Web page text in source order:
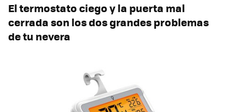
El termostato ciego y la puerta mal
cerrada son los dos grandes problemas
de tu nevera